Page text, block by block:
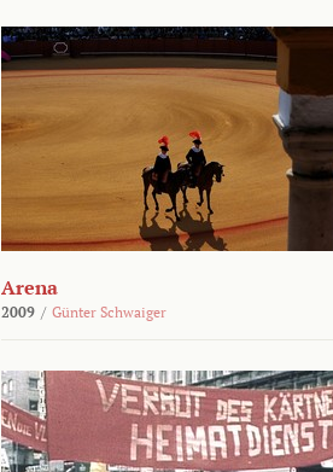
Arena
2009 / Günter Schwaiger